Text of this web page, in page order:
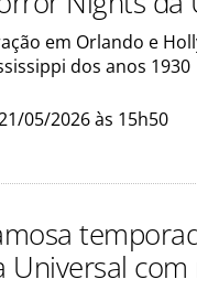
em Orlando e
dos anos 1930
05/2026 às 15h50
Universal